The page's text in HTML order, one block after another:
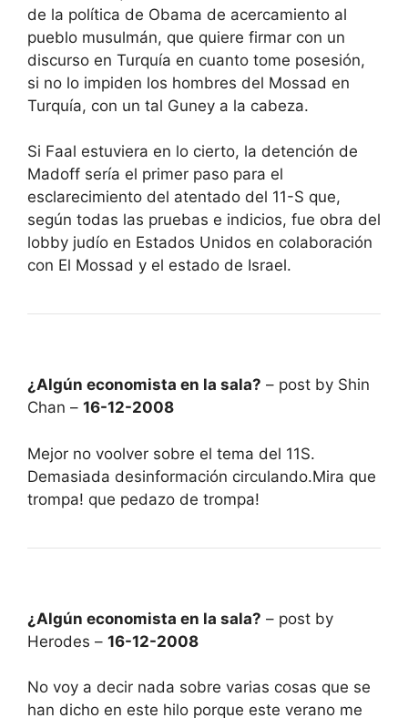
de la política de Obama de acercamiento al
pueblo musulmán, que quiere firmar con un
discurso en Turquía en cuanto tome posesión,
si no lo impiden los hombres del Mossad en
Turquía, con un tal Guney a la cabeza.
Si Faal estuviera en lo cierto, la detención de
Madoff sería el primer paso para el
esclarecimiento del atentado del 11-S que,
según todas las pruebas e indicios, fue obra del
lobby judío en Estados Unidos en colaboración
con El Mossad y el estado de Israel.
¿Algún economista en la sala? – post by Shin
Chan – 16-12-2008
Mejor no voolver sobre el tema del 11S.
Demasiada desinformación circulando.Mira que
trompa! que pedazo de trompa!
¿Algún economista en la sala? – post by
Herodes – 16-12-2008
No voy a decir nada sobre varias cosas que se
han dicho en este hilo porque este verano me